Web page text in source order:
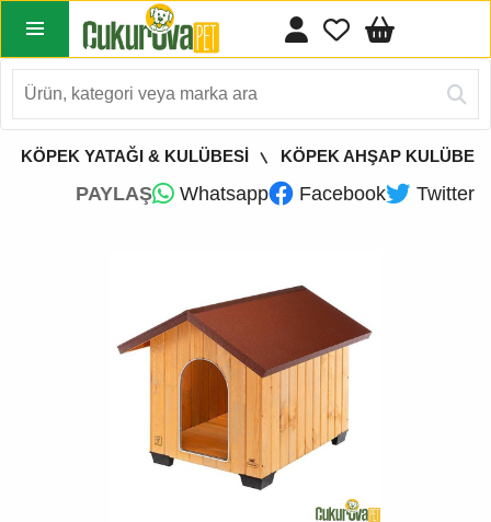
KÖPEK YATAĞI & KULÜBESİ KÖPEK AHŞAP KULÜBE
PAYLAŞ Whatsapp Facebook Twitter